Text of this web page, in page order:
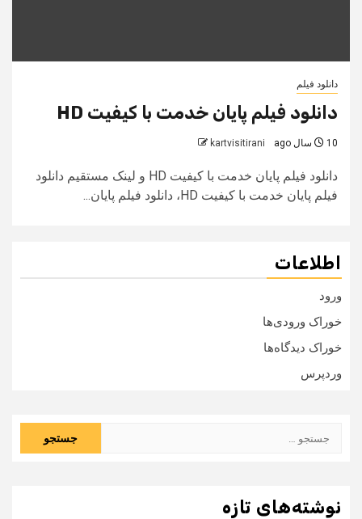
دانلود فیلم
دانلود فیلم پایان خدمت با کیفیت HD
10 سال ago kartvisitirani
دانلود فیلم پایان خدمت با کیفیت HD و لینک مستقیم دانلود
فیلم پایان خدمت با کیفیت HD، دانلود فیلم پایان...
اطلاعات
ورود
خوراک ورودی‌ها
خوراک دیدگاه‌ها
وردپرس
نوشته‌های تازه